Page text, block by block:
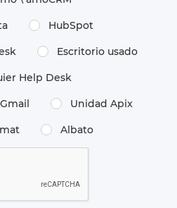
HubSpot
Escritorio usado
Help Desk
Unidad Apix
Albato